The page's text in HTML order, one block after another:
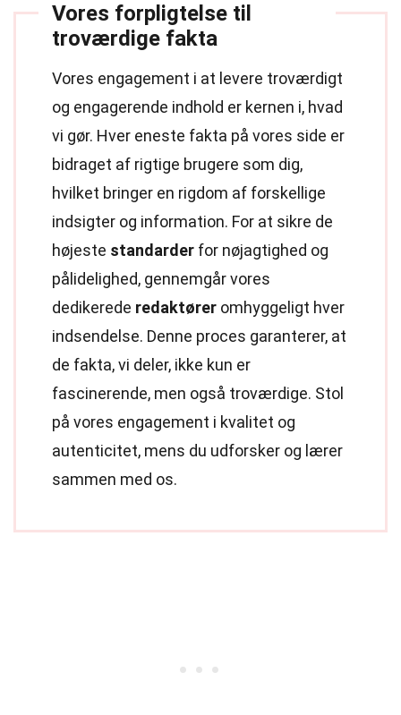
Vores forpligtelse til
troværdige fakta
Vores engagement i at levere troværdigt
og engagerende indhold er kernen i, hvad
vi gør. Hver eneste fakta på vores side er
bidraget af rigtige brugere som dig,
hvilket bringer en rigdom af forskellige
indsigter og information. For at sikre de
højeste standarder for nøjagtighed og
pålidelighed, gennemgår vores
dedikerede redaktører omhyggeligt hver
indsendelse. Denne proces garanterer, at
de fakta, vi deler, ikke kun er
fascinerende, men også troværdige. Stol
på vores engagement i kvalitet og
autenticitet, mens du udforsker og lærer
sammen med os.